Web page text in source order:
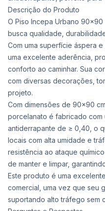
Descrição do Produto
O Piso Incepa Urbano
busca qualidade,
Com uma superfície áspera
uma excelente aderência,
conforto ao caminhar. Sua
com diversas decorações,
projeto.
Com dimensões de 90x90
porcelanato é fabricado
antiderrapante de ≥ 0,40, o
locais com alta umidade e
resistência ao ataque
de manter e limpar,
Este produto é uma
comercial, uma vez que seu
suportando alto tráfego sem